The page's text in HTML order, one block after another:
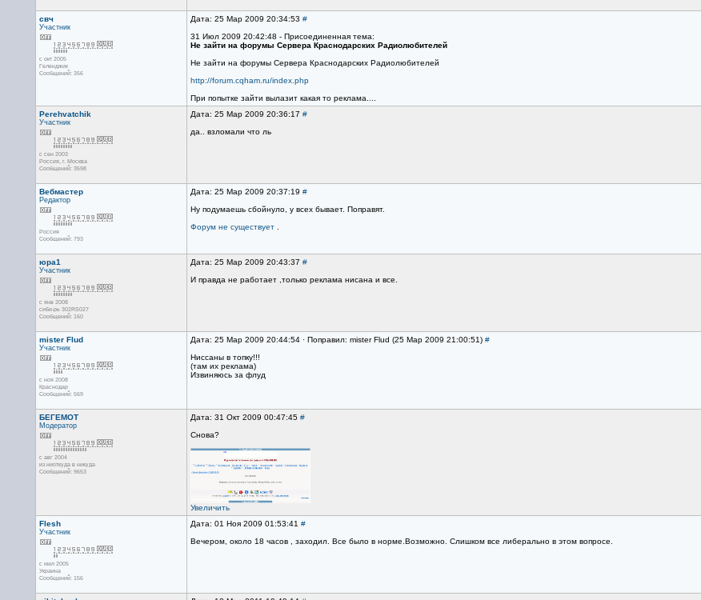
свч
Участник
с окт 2005
Геленджик
Сообщений: 356
Дата: 25 Мар 2009 20:34:53 #
31 Июл 2009 20:42:48 - Присоединенная тема:
Не зайти на форумы Сервера Краснодарских Радиолюбителей
Не зайти на форумы Сервера Краснодарских Радиолюбителей
http://forum.cqham.ru/index.php
При попытке зайти вылазит какая то реклама....
Perehvatchik
Участник
с сен 2003
Россия, г. Москва
Сообщений: 3598
Дата: 25 Мар 2009 20:36:17 #
да.. взломали что ль
Вебмастер
Редактор
Россия
Сообщений: 793
Дата: 25 Мар 2009 20:37:19 #
Ну подумаешь сбойнуло, у всех бывает. Поправят.
Форум не существует.
юра1
Участник
с янв 2008
сиби-рь 302RS027
Сообщений: 160
Дата: 25 Мар 2009 20:43:37 #
И правда не работает ,только реклама нисана и все.
mister Flud
Участник
с ноя 2008
Краснодар
Сообщений: 569
Дата: 25 Мар 2009 20:44:54 · Поправил: mister Flud (25 Мар 2009 21:00:51) #
Ниссаны в топку!!!
(там их реклама)
Извиняюсь за флуд
БЕГЕМОТ
Модератор
с авг 2004
из ниоткуда в никуда
Сообщений: 9653
Дата: 31 Окт 2009 00:47:45 #
Снова?
Увеличить
Flesh
Участник
с июл 2005
Украина
Сообщений: 156
Дата: 01 Ноя 2009 01:53:41 #
Вечером, около 18 часов , заходил. Все было в норме.Возможно. Слишком все либерально в этом вопросе.